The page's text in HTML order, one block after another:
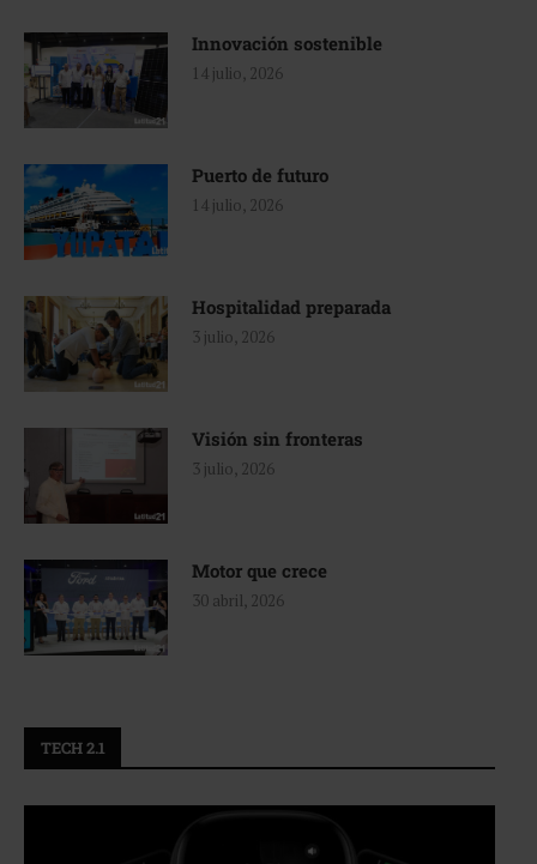
Innovación sostenible
14 julio, 2026
Puerto de futuro
14 julio, 2026
Hospitalidad preparada
3 julio, 2026
Visión sin fronteras
3 julio, 2026
Motor que crece
30 abril, 2026
TECH 2.1